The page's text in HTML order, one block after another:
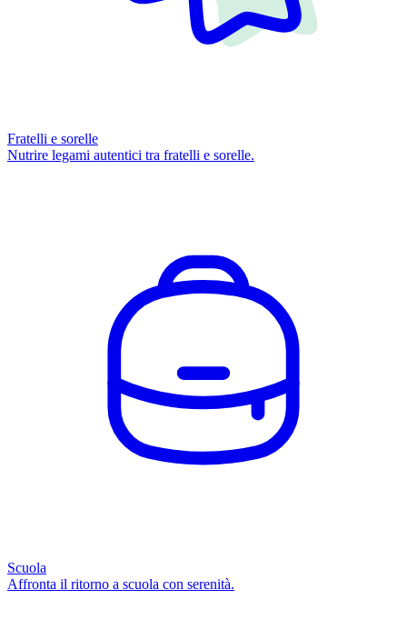
Fratelli e sorelle
Nutrire legami autentici tra fratelli e sorelle.
Scuola
Affronta il ritorno a scuola con serenità.